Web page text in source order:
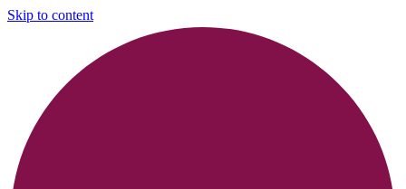
Skip to content